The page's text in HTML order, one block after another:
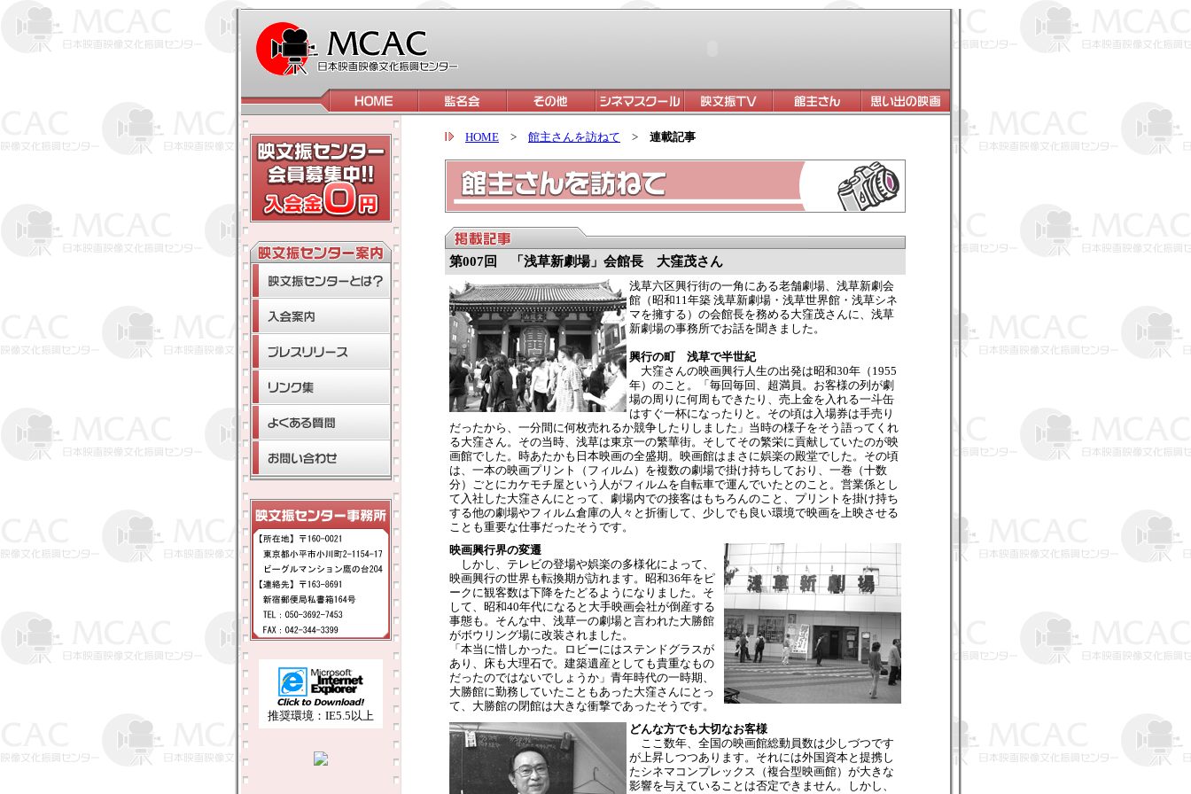
推奨環境：IE5.5以上
HOME > 館主さんを訪ねて > 連載記事
第007回 「浅草新劇場」会館長 大窪茂さん
浅草六区興行街の一角にある老舗劇場、浅草新劇会
館（昭和11年築 浅草新劇場・浅草世界館・浅草シネ
マを擁する）の会館長を務める大窪茂さんに、浅草
新劇場の事務所でお話を聞きました。
興行の町 浅草で半世紀
大窪さんの映画興行人生の出発は昭和30年（1955
年）のこと。「毎回毎回、超満員。お客様の列が劇
場の周りに何周もできたり、売上金を入れる一斗缶
はすぐ一杯になったりと。その頃は入場券は手売り
だったから、一分間に何枚売れるか競争したりしました」当時の様子をそう語ってくれ
る大窪さん。その当時、浅草は東京一の繁華街。そしてその繁栄に貢献していたのが映
画館でした。時あたかも日本映画の全盛期。映画館はまさに娯楽の殿堂でした。その頃
は、一本の映画プリント（フィルム）を複数の劇場で掛け持ちしており、一巻（十数
分）ごとにカケモチ屋という人がフィルムを自転車で運んでいたとのこと。営業係とし
て入社した大窪さんにとって、劇場内での接客はもちろんのこと、プリントを掛け持ち
する他の劇場やフィルム倉庫の人々と折衝して、少しでも良い環境で映画を上映させる
ことも重要な仕事だったそうです。
映画興行界の変遷
しかし、テレビの登場や娯楽の多様化によって、
映画興行の世界も転換期が訪れます。昭和36年をピ
ークに観客数は下降をたどるようになりました。そ
して、昭和40年代になると大手映画会社が倒産する
事態も。そんな中、浅草一の劇場と言われた大勝館
がボウリング場に改装されました。
「本当に惜しかった。ロビーにはステンドグラスが
あり、床も大理石で。建築遺産としても貴重なもの
だったのではないでしょうか」青年時代の一時期、
大勝館に勤務していたこともあった大窪さんにとっ
て、大勝館の閉館は大きな衝撃であったそうです。
どんな方でも大切なお客様
ここ数年、全国の映画館総動員数は少しづつです
が上昇しつつあります。それには外国資本と提携し
たシネマコンプレックス（複合型映画館）が大きな
影響を与えていることは否定できません。しかし、